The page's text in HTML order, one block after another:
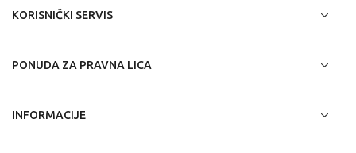
KORISNIČKI SERVIS
PONUDA ZA PRAVNA LICA
INFORMACIJE